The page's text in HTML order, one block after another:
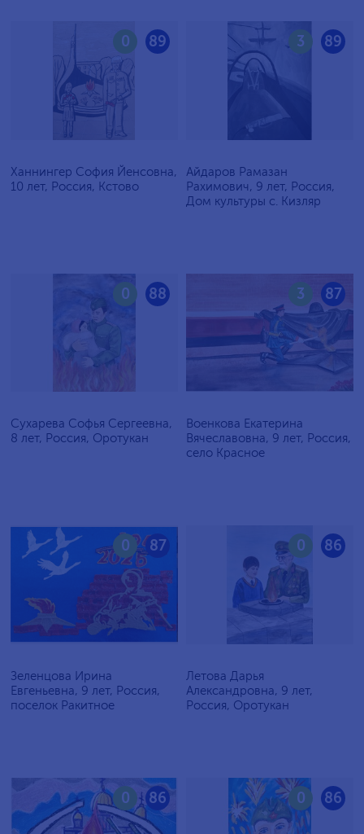
89
0
Ханнингер София Йенсовна,
10 лет, Россия, Кстово
89
3
Айдаров Рамазан
Рахимович, 9 лет, Россия,
Дом культуры с. Кизляр
88
0
Сухарева Софья Сергеевна,
8 лет, Россия, Оротукан
87
3
Военкова Екатерина
Вячеславовна, 9 лет, Россия,
село Красное
87
0
Зеленцова Ирина
Евгеньевна, 9 лет, Россия,
поселок Ракитное
86
0
Летова Дарья
Александровна, 9 лет,
Россия, Оротукан
86
0 86
0